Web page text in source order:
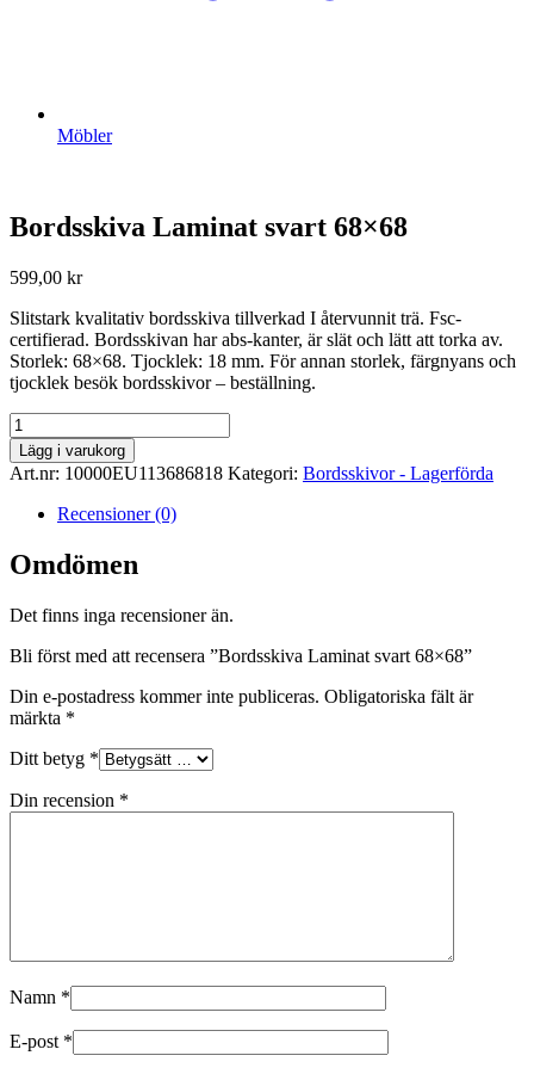
Möbler
Bordsskiva Laminat svart 68×68
599,00 kr
Slitstark kvalitativ bordsskiva tillverkad I återvunnit trä. Fsc-
certifierad. Bordsskivan har abs-kanter, är slät och lätt att torka av.
Storlek: 68×68. Tjocklek: 18 mm. För annan storlek, färgnyans och
tjocklek besök bordsskivor – beställning.
Bordsskiva
Laminat
svart
68x68
mängd
Lägg i varukorg
Art.nr: 10000EU113686818 Kategori: Bordsskivor - Lagerförda
Recensioner (0)
Omdömen
Det finns inga recensioner än.
Bli först med att recensera ”Bordsskiva Laminat svart 68×68”
Din e-postadress kommer inte publiceras. Obligatoriska fält är
märkta *
Ditt betyg *
Din recension *
Namn *
E-post *